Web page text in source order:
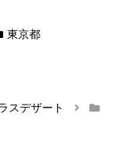
東京都
スデザート